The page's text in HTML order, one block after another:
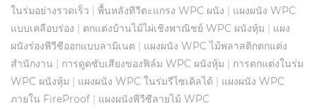
ในร่มอย่างรวดเร็ว | พื้นหลังทีวีตะแกรง WPC ผนัง | แผงผนัง WPC
แบบเคลือบร่อง | ตกแต่งบ้านไม้ไผ่เชิงพาณิชย์ WPC ผนังหุ้ม | แผง
ผนังร่องพีวีซีออกแบบลามิเนต | แผงผนัง WPC ไม้พลาสติกตกแต่ง
สำนักงาน | การดูดซับเสียงของฟิล์ม WPC ผนังหุ้ม | การตกแต่งในร่ม
WPC ผนังหุ้ม | แผงผนัง WPC ในร่มรีไซเคิลได้ | แผงผนัง WPC
ภายใน FireProof | แผงผนังพีวีซีลายไม้ WPC